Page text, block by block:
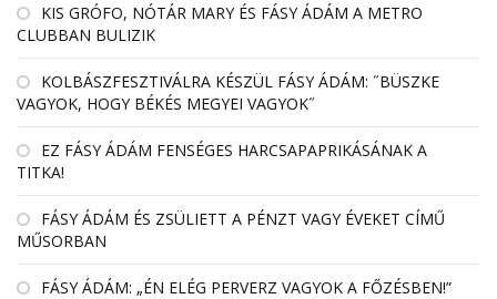
KIS GRÓFO, NÓTÁR MARY ÉS FÁSY ÁDÁM A METRO
CLUBBAN BULIZIK
KOLBÁSZFESZTIVÁLRA KÉSZÜL FÁSY ÁDÁM: ˝BÜSZKE
VAGYOK, HOGY BÉKÉS MEGYEI VAGYOK˝
EZ FÁSY ÁDÁM FENSÉGES HARCSAPAPRIKÁSÁNAK A
TITKA!
FÁSY ÁDÁM ÉS ZSÜLIETT A PÉNZT VAGY ÉVEKET CÍMŰ
MŰSORBAN
FÁSY ÁDÁM: „ÉN ELÉG PERVERZ VAGYOK A FŐZÉSBEN!”